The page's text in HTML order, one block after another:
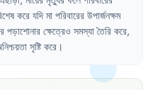
করে যদি মা পরিবারের উপার্জনক্ষম
পড়াশোনার ক্ষেত্রেও সমস্যা তৈরি করে,
সৃষ্টি করে ।